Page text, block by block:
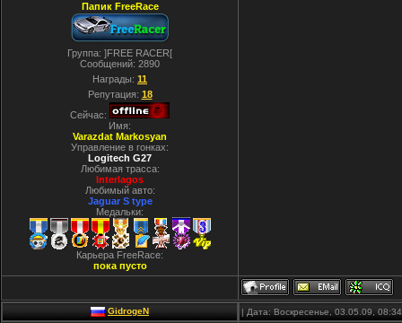
Папик FreeRace
Группа: ]FREE RACER[
Сообщений: 2890
Награды: 11
Репутация: 18
Сейчас:
Имя:
Varazdat Markosyan
Управление в гонках:
Logitech G27
Любимая трасса:
Interlagos
Любимый авто:
Jaguar S type
Медальки:
Карьера FreeRace:
пока пусто
GidrogeN | Дата: Воскресенье, 03.05.09,